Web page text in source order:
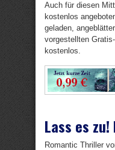
Auch für diesen
kostenlos
geladen,
vorgestellten
kostenlos.
Lass es zu!
Romantic Thriller